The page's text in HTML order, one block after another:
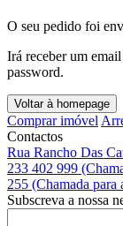
O seu pedido foi
Irá receber um
password.
Voltar à homepage
Comprar imóvel
Contactos
Rua Rancho Das
233 402 999
255 (Chamada
Subscreva a nossa